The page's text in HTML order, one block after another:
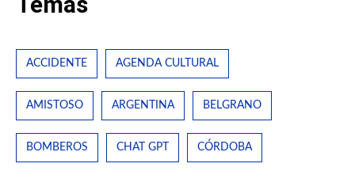
ACCIDENTE AGENDA CULTURAL
AMISTOSO ARGENTINA BELGRANO
BOMBEROS CHAT GPT CÓRDOBA